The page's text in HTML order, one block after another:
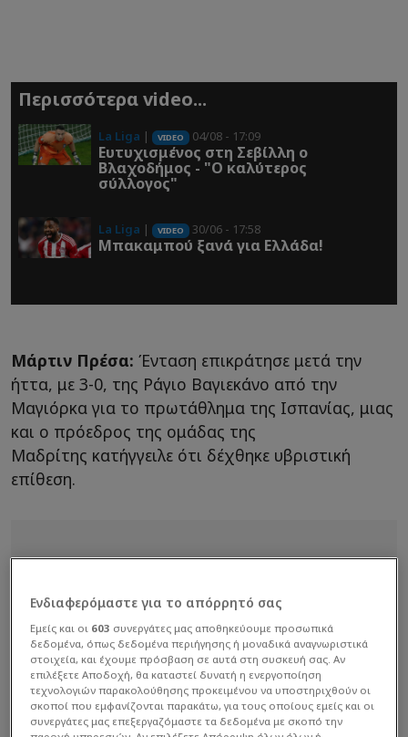
Περισσότερα video...
La Liga | VIDEO 04/08 - 17:09
Ευτυχισμένος στη Σεβίλλη ο
Βλαχοδήμος - "Ο καλύτερος
σύλλογος"
La Liga | VIDEO 30/06 - 17:58
Μπακαμπού ξανά για Ελλάδα!
Μάρτιν Πρέσα: Ένταση επικράτησε μετά την
ήττα, με 3-0, της Ράγιο Βαγιεκάνο από την
Μαγιόρκα για το πρωτάθλημα της Ισπανίας, μιας
και ο πρόεδρος της ομάδας της
Μαδρίτης κατήγγειλε ότι δέχθηκε υβριστική
επίθεση.
Ενδιαφερόμαστε για το απόρρητό σας
Εμείς και οι 603 συνεργάτες μας αποθηκεύουμε προσωπικά
δεδομένα, όπως δεδομένα περιήγησης ή μοναδικά αναγνωριστικά
στοιχεία, και έχουμε πρόσβαση σε αυτά στη συσκευή σας. Αν
επιλέξετε Αποδοχή, θα καταστεί δυνατή η ενεργοποίηση
τεχνολογιών παρακολούθησης προκειμένου να υποστηριχθούν οι
σκοποί που εμφανίζονται παρακάτω, για τους οποίους εμείς και οι
συνεργάτες μας επεξεργαζόμαστε τα δεδομένα με σκοπό την